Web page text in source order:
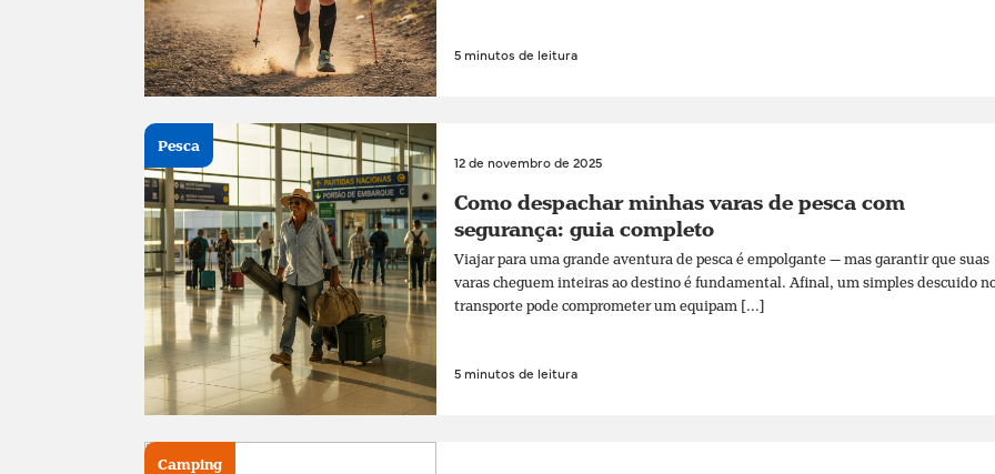
5 minutos de leitura
12 de novembro de 2025
Como despachar minhas varas de pesca com
segurança: guia completo
Viajar para uma grande aventura de pesca é empolgante — mas garantir que suas
varas cheguem inteiras ao destino é fundamental. Afinal, um simples descuido
transporte pode comprometer um equipam [...]
5 minutos de leitura
Pesca
Camping